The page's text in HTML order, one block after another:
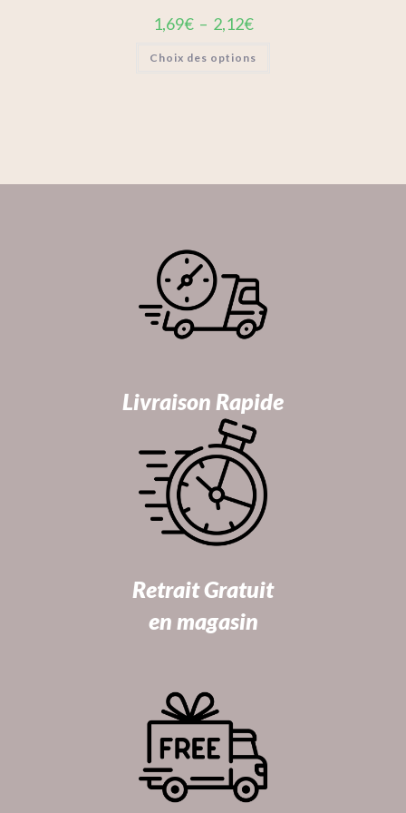
1,69€ – 2,12€
Choix des options
Livraison Rapide
Retrait Gratuit
en magasin